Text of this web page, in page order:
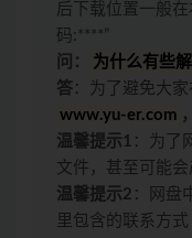
后下载位置一般
码:****”
问：
为什么有些
答 ：为了避免大家
www.yu-er.com ，
温馨提示1 ：为了
文件，甚至可能会
温馨提示2 ：网盘
里包含的联系方